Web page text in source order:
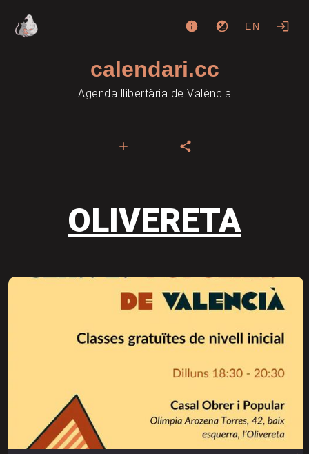
EN
calendari.cc
Agenda llibertària de València
OLIVERETA